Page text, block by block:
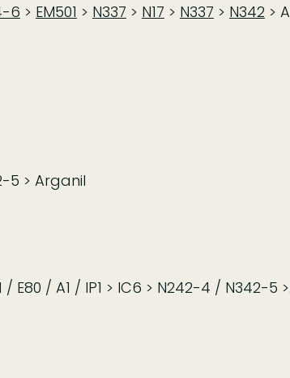
6 > EM501 > N337 > N17 > N337 > N342 >
5 > Arganil
E80 / A1 / IP1 > IC6 > N242-4 / N342-5